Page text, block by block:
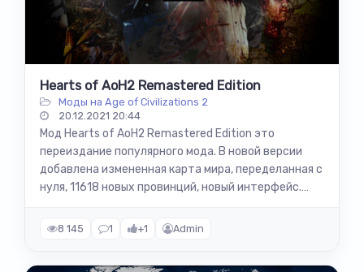
Hearts of AoH2 Remastered Edition
Моды на Age of Civilizations 2
20.12.2021 20:44
Мод Hearts of AoH2 Remastered Edition это
переиздание популярного мода. В новой версии
добавлена измененная карта мира, переделанная с
нуля, 11618 новых провинций, новый интерфейс.
8 145 1 +1 Admin